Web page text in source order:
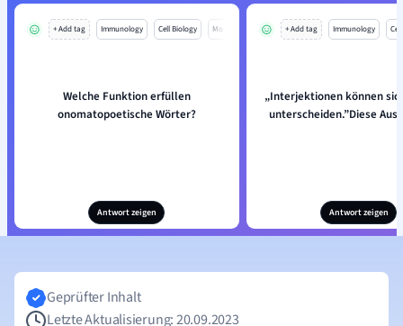
+ Add tag Immunology Cell Biology Mo
Welche Funktion erfüllen
onomatopoetische Wörter?
Antwort zeigen
+ Add tag Immunology
„Interjektionen können
unterscheiden.”Diese
Antwort zeigen
Geprüfter Inhalt
Letzte Aktualisierung: 20.09.2023